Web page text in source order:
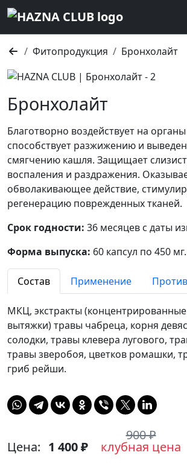
Фитопродукция Бронхолайт
Бронхолайт
Благотворно воздействует на
способствует разжижению и
смягчению кашля. Защищает
воспаления и раздражения.
обволакивающее действие,
регенерацию поврежденных тканей.
Срок годности: 36 месяцев с даты
Форма выпуска: 60 капсул по 450 мг.
Состав Применение
МКЦ, экстракты (концентрированные
вытяжки) травы чабреца, корня
солодки, травы клевера лугового,
травы зверобоя, цветков ромашки,
гриб рейши.
Цена: 1 400 ₽
900 ₽
клубная цена